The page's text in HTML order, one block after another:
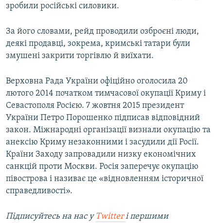
зробили російські силовики.
За його словами, рейд проводили озброєні люди,
деякі продавці, зокрема, кримські татари були
змушені закрити торгівлю й виїхати.
Верховна Рада України офіційно оголосила 20
лютого 2014 початком тимчасової окупації Криму і
Севастополя Росією. 7 жовтня 2015 президент
України Петро Порошенко підписав відповідний
закон. Міжнародні організації визнали окупацію та
анексію Криму незаконними і засудили дії Росії.
Країни Заходу запровадили низку економічних
санкцій проти Москви. Росія заперечує окупацію
півострова і називає це «відновленням історичної
справедливості».
Підписуйтесь на наc у Twitterі першими